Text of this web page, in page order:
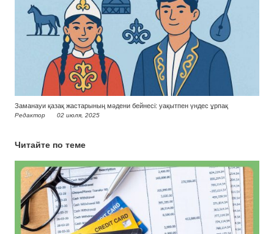
Заманауи қазақ жастарының мәдени бейнесі: уақытпен үндес ұрпақ
Редактор 02 июля, 2025
Читайте по теме